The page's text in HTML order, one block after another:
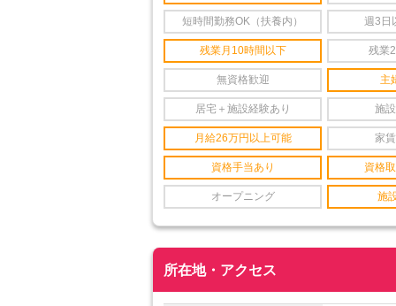
短時間勤務OK（扶養内） 週3日
残業月10時間以下 残業
無資格歓迎 主
居宅＋施設経験あり 施
月給26万円以上可能 家
資格手当あり 資格
オープニング 施
所在地・アクセス